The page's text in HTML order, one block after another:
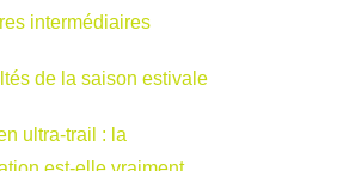
intermédiaires
de la saison estivale
ultra-trail : la